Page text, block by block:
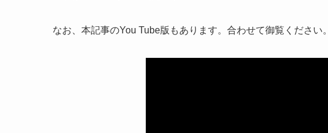
なお、本記事のYou Tube版もあります。合わせて御覧ください。